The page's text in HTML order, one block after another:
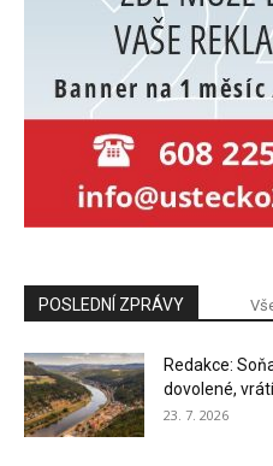
POSLEDNÍ ZPRÁVY
Redakce:
dovolené,
23. 7. 2026